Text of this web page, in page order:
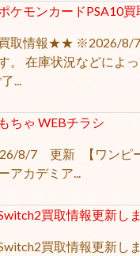
ケモンカードPSA10
取情報★★ ※2026/8/7
。 在庫状況などによ
...
ちゃ WEBチラシ
8/7 更新 【ワンピ
アカデミア...
買取情報更新し
買取情報更新し